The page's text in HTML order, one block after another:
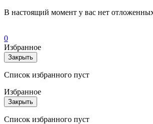
В настоящий момент у вас нет
0
Избранное
Закрыть
Список избранного пуст
Избранное
Закрыть
Список избранного пуст